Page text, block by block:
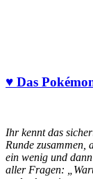
♥ Das
Ihr kennt das
Runde zusammen,
ein wenig und
aller Fragen: